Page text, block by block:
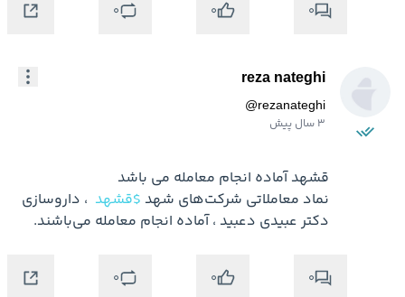
0
0
0
reza nateghi
@rezanateghi
3 سال پیش
نماد معاملاتی شرکت‌های شهد
$قشهد
دکتر عبیدی دعبید ، آماده انجام معامله می‌باشند.
0
0
0